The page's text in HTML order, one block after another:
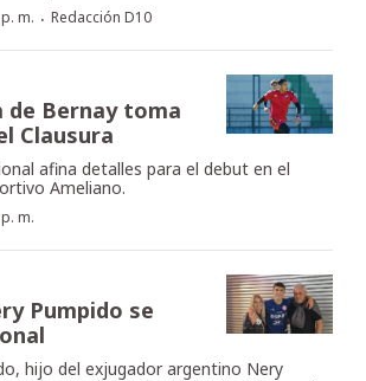
m. · Redacción D10
de Bernay toma
Clausura
afina detalles para el debut en el
Ameliano.
m.
Pumpido se
hijo del exjugador argentino Nery